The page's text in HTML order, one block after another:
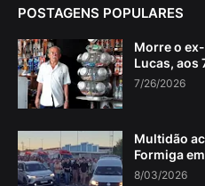
POSTAGENS POPULARES
Morre o
Lucas, aos
7/26/2026
Multidão
Formiga
8/03/2026